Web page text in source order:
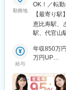
勤務地
OK！／転
※希望を考
1-1 ヒュー
条西4-1-7
5-13 創建御
27-25 第二
【最寄り駅】
恵比寿駅、
駅、代官山
給与
年収850万
万円UP
万円UP